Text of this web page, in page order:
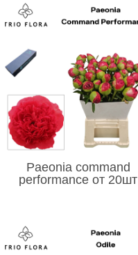
Paeonia command
performance от 20шт